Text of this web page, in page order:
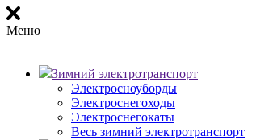
Меню
Зимний электротранспорт
Электросноуборды
Электроснегоходы
Электроснегокаты
Весь зимний электротранспорт